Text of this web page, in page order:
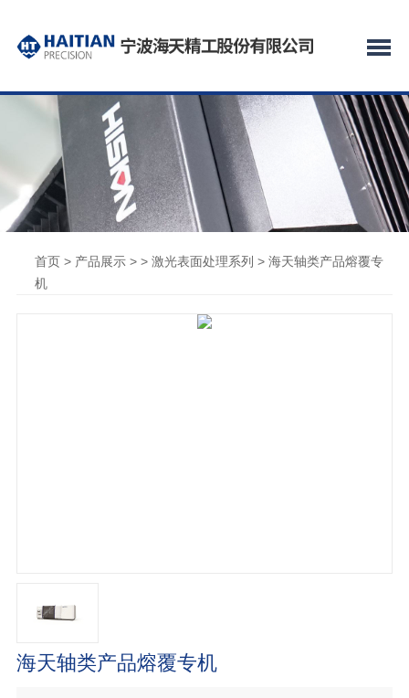
首页> 产品展示> > 激光表面处理系列 > 海天轴类产品熔覆专
机
海天轴类产品熔覆专机